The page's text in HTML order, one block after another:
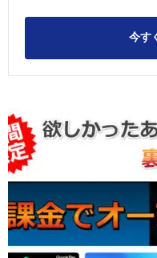
今す